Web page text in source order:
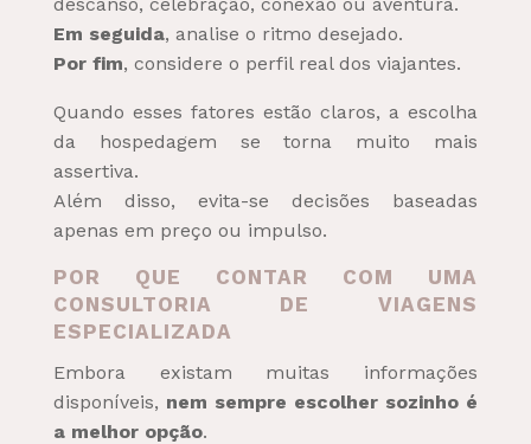
Em seguida, analise o ritmo desejado.
Por fim, considere o perfil real dos viajantes.
Quando esses fatores estão claros, a escolha
da hospedagem se torna muito mais
assertiva.
Além disso, evita-se decisões baseadas
apenas em preço ou impulso.
POR QUE CONTAR COM UMA
CONSULTORIA DE VIAGENS
ESPECIALIZADA
Embora existam muitas informações
disponíveis, nem sempre escolher sozinho é
a melhor opção.